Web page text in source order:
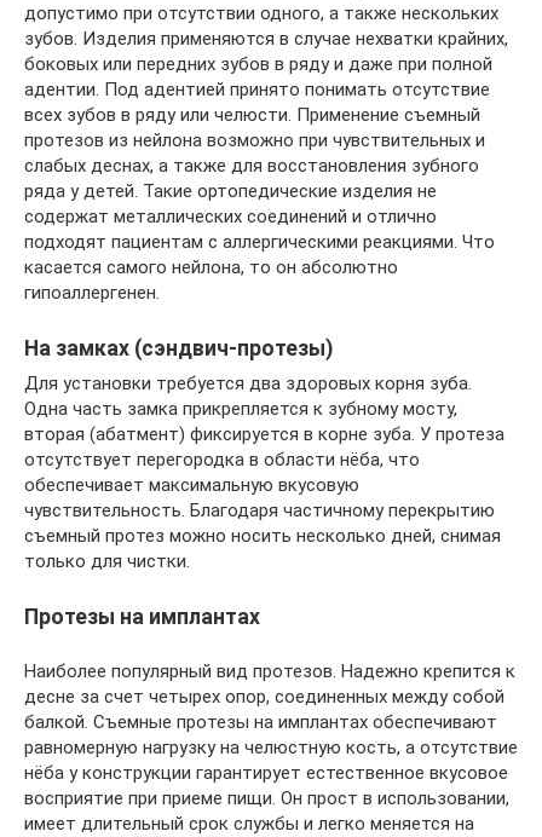
допустимо при отсутствии одного, а также нескольких
зубов. Изделия применяются в случае нехватки крайних,
боковых или передних зубов в ряду и даже при полной
адентии. Под адентией принято понимать отсутствие
всех зубов в ряду или челюсти. Применение съемный
протезов из нейлона возможно при чувствительных и
слабых деснах, а также для восстановления зубного
ряда у детей. Такие ортопедические изделия не
содержат металлических соединений и отлично
подходят пациентам с аллергическими реакциями. Что
касается самого нейлона, то он абсолютно
гипоаллергенен.
На замках (сэндвич-протезы)
Для установки требуется два здоровых корня зуба.
Одна часть замка прикрепляется к зубному мосту,
вторая (абатмент) фиксируется в корне зуба. У протеза
отсутствует перегородка в области нёба, что
обеспечивает максимальную вкусовую
чувствительность. Благодаря частичному перекрытию
съемный протез можно носить несколько дней, снимая
только для чистки.
Протезы на имплантах
Наиболее популярный вид протезов. Надежно крепится к
десне за счет четырех опор, соединенных между собой
балкой. Съемные протезы на имплантах обеспечивают
равномерную нагрузку на челюстную кость, а отсутствие
нёба у конструкции гарантирует естественное вкусовое
восприятие при приеме пищи. Он прост в использовании,
имеет длительный срок службы и легко меняется на